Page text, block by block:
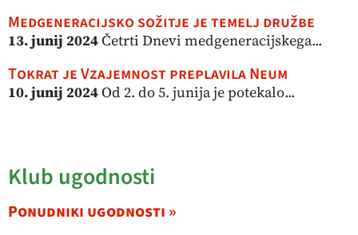
Medgeneracijsko sožitje je temelj družbe
13. junij 2024Četrti Dnevi medgeneracijskega...
Tokrat je Vzajemnost preplavila Neum
10. junij 2024Od 2. do 5. junija je potekalo...
Klub ugodnosti
Ponudniki ugodnosti »